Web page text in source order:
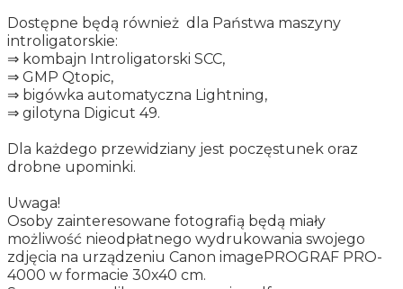
Dostępne będą również dla Państwa maszyny
introligatorskie:
⇒ kombajn Introligatorski SCC,
⇒ GMP Qtopic,
⇒ bigówka automatyczna Lightning,
⇒ gilotyna Digicut 49.
Dla każdego przewidziany jest poczęstunek oraz
drobne upominki.
Uwaga!
Osoby zainteresowane fotografią będą miały
możliwość nieodpłatnego wydrukowania swojego
zdjęcia na urządzeniu Canon imagePROGRAF PRO-
4000 w formacie 30x40 cm.